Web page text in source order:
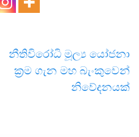
නීතිවිරෝධි මූල්‍ය යෝජනා
ක්‍රම ගැන මහ බැංකුවෙන්
නිවේදනයක්